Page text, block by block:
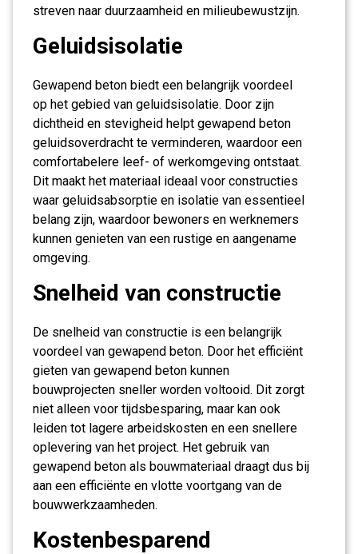
streven naar duurzaamheid en milieubewustzijn.
Geluidsisolatie
Gewapend beton biedt een belangrijk voordeel
op het gebied van geluidsisolatie. Door zijn
dichtheid en stevigheid helpt gewapend beton
geluidsoverdracht te verminderen, waardoor een
comfortabelere leef- of werkomgeving ontstaat.
Dit maakt het materiaal ideaal voor constructies
waar geluidsabsorptie en isolatie van essentieel
belang zijn, waardoor bewoners en werknemers
kunnen genieten van een rustige en aangename
omgeving.
Snelheid van constructie
De snelheid van constructie is een belangrijk
voordeel van gewapend beton. Door het efficiënt
gieten van gewapend beton kunnen
bouwprojecten sneller worden voltooid. Dit zorgt
niet alleen voor tijdsbesparing, maar kan ook
leiden tot lagere arbeidskosten en een snellere
oplevering van het project. Het gebruik van
gewapend beton als bouwmateriaal draagt dus bij
aan een efficiënte en vlotte voortgang van de
bouwwerkzaamheden.
Kostenbesparend